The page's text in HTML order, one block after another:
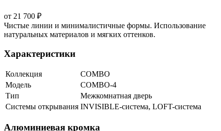
от 21 700 ₽
Чистые линии и минималистичные формы. Использование
натуральных материалов и мягких оттенков.
Характеристики
Коллекция
COMBO
Модель
COMBO-4
Тип
Межкомнатная дверь
Системы открывания INVISIBLE-система, LOFT-система
Алюминиевая кромка